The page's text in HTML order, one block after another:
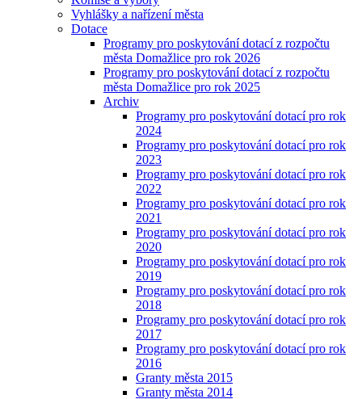
Vyhlášky a nařízení města
Dotace
Programy pro poskytování dotací z rozpočtu
města Domažlice pro rok 2026
Programy pro poskytování dotací z rozpočtu
města Domažlice pro rok 2025
Archiv
Programy pro poskytování dotací pro rok
2024
Programy pro poskytování dotací pro rok
2023
Programy pro poskytování dotací pro rok
2022
Programy pro poskytování dotací pro rok
2021
Programy pro poskytování dotací pro rok
2020
Programy pro poskytování dotací pro rok
2019
Programy pro poskytování dotací pro rok
2018
Programy pro poskytování dotací pro rok
2017
Programy pro poskytování dotací pro rok
2016
Granty města 2015
Granty města 2014